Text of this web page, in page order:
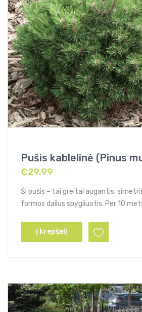
€29.99
Ši pušis – tai greitai augantis,
formos dailus spygliuotis. Per 10
Į krepšelį